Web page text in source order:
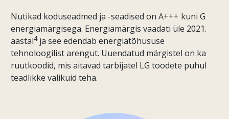
Nutikad koduseadmed ja -seadised on A+++ kuni G
energiamärgisega. Energiamärgis vaadati üle 2021.
aastal4ja see edendab energiatõhususe
tehnoloogilist arengut. Uuendatud märgistel on ka
ruutkoodid, mis aitavad tarbijatel LG toodete puhul
teadlikke valikuid teha.